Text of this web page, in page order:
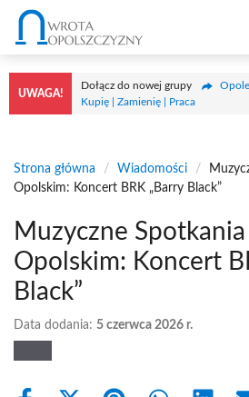
Przejdź
treści
UWAGA!
Dołącz do nowej grupy
Opole
Kupię | Zamienię | Praca
Strona główna / Wiadomości /
Opolskim: Koncert BRK „Barry Black”
Muzyczne
Opolskim: Koncert
Black”
Data dodania: 5 czerwca 2026 r.